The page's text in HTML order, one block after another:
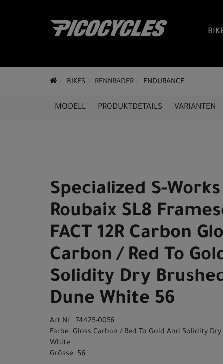
BIKES RENNRÄDER ENDURANCE
MODELL PRODUKTDETAILS VARIANTEN
Specialized S-Works
Roubaix SL8
FACT 12R Carbon
Carbon / Red To
Solidity Dry
Dune White 56
Art.Nr. 74425-0056
Farbe: Gloss Carbon / Red To Gold And Solidity
White
Grösse: 56